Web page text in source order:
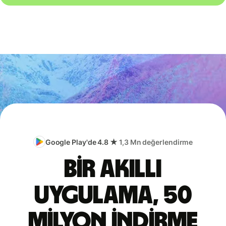
Google Play'de 4.8 ★ 1,3 Mn değerlendirme
Bir akıllı
uygulama, 50